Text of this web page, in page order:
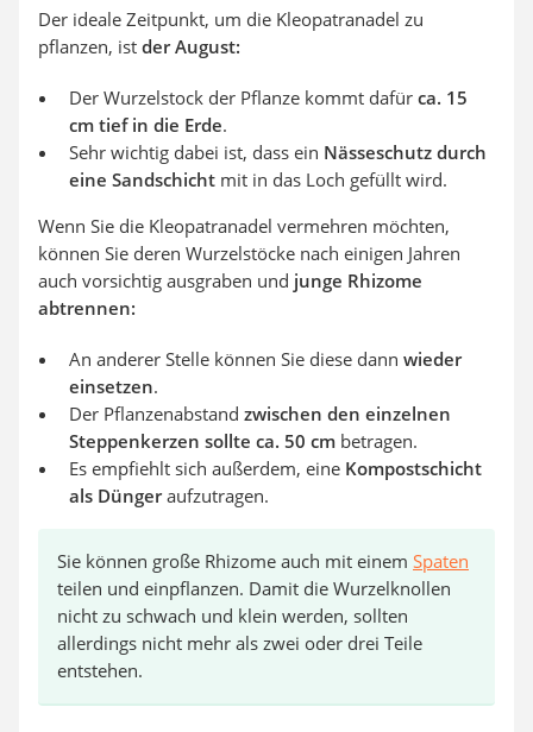
Der ideale Zeitpunkt, um die Kleopatranadel zu
pflanzen, ist der August:
Der Wurzelstock der Pflanze kommt dafür ca. 15
cm tief in die Erde.
Sehr wichtig dabei ist, dass ein Nässeschutz durch
eine Sandschicht mit in das Loch gefüllt wird.
Wenn Sie die Kleopatranadel vermehren möchten,
können Sie deren Wurzelstöcke nach einigen Jahren
auch vorsichtig ausgraben und junge Rhizome
abtrennen:
An anderer Stelle können Sie diese dann wieder
einsetzen.
Der Pflanzenabstand zwischen den einzelnen
Steppenkerzen sollte ca. 50 cm betragen.
Es empfiehlt sich außerdem, eine Kompostschicht
als Düngeraufzutragen.
Sie können große Rhizome auch mit einem Spaten
teilen und einpflanzen. Damit die Wurzelknollen
nicht zu schwach und klein werden, sollten
allerdings nicht mehr als zwei oder drei Teile
entstehen.